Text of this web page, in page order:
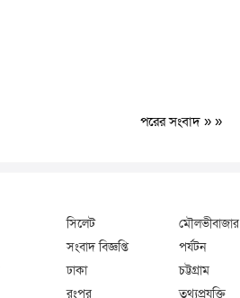
পরের সংবাদ » »
সিলেট
মৌলভীবাজার
সংবাদ বিজ্ঞপ্তি
পর্যটন
ঢাকা
চট্টগ্রাম
রংপুর তথ্যপ্রযুক্তি